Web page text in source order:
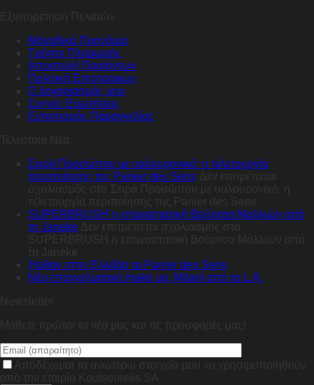
Εξυπηρέτηση Πελατών
Μοναδικά Προνόμια
Τρόποι Πληρωμής
Αποστολή Προϊόντων
Πολιτική Επιστροφών
Ο λογαριασμός μου
Συχνές Ερωτήσεις
Εντοπισμός Παραγγελίας
Τελευταία Νέα
Σειρά Προσώπου με υαλουρονικό: η τελετουργία
περιποίησης της Panier des Sens Δεν επιτρέπεται
σχολιασμός
στο Σειρά Προσώπου με υαλουρονικό: η
τελετουργία περιποίησης της Panier des Sens
SUPERBRUSH η επαναστατική Βούρτσα Μαλλιών από
τη Janeke Δεν επιτρέπεται σχολιασμός
SUPERBRUSH η επαναστατική Βούρτσα Μαλλιών από
τη Janeke
Ήρθαν στην Ελλάδα τα Panier des Sens
Nέο επαγγελματικό make up, Milani από το L.A.
Newsletter
Μάθετε πρώτοι τα νέα μας και τις προσφορές μας!
Αποδέχομαι τα ανωτέρω στοιχεία μου να χρησιμοποιηθούν
από την εταιρία Koutsourelis SA.